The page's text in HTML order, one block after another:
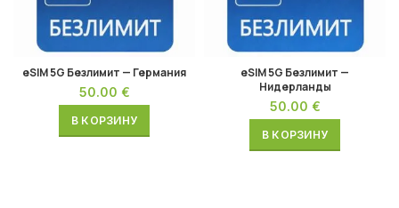
eSIM 5G Безлимит — Германия
50.00 €
В КОРЗИНУ
eSIM 5G Безлимит —
Нидерланды
50.00 €
В КОРЗИНУ